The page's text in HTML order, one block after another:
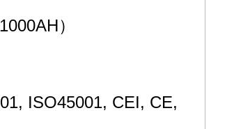
）
ISO45001, CEI, CE,